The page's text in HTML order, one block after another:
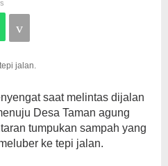
jalan.
saat melintas dijalan
Desa Taman agung
tumpukan sampah yang
ke tepi jalan.